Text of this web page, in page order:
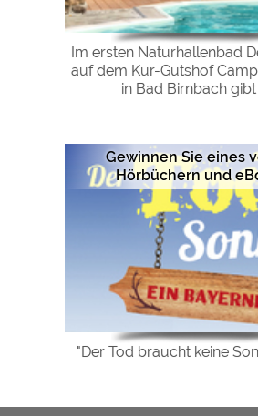
Im ersten Naturhallenbad
auf dem Kur-Gutshof
in Bad Birnbach gibt
Gewinnen Sie eines
Hörbüchern und
"Der Tod braucht keine